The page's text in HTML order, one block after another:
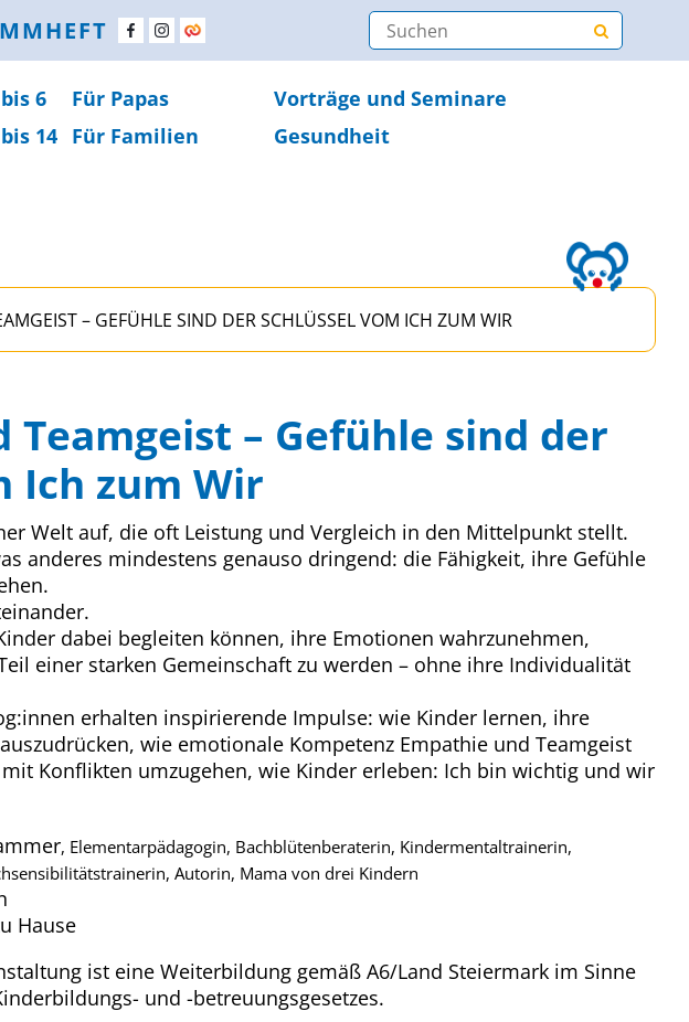
6 Für Papas
Vorträge und Seminare
14 Für Familien Gesundheit
– GEFÜHLE SIND DER SCHLÜSSEL VOM ICH ZUM WIR
Teamgeist – Gefühle sind der
Ich zum Wir
Welt auf, die oft Leistung und Vergleich in den Mittelpunkt stellt.
anderes mindestens genauso dringend: die Fähigkeit, ihre Gefühle
dabei begleiten können, ihre Emotionen wahrzunehmen,
einer starken Gemeinschaft zu werden – ohne ihre Individualität
erhalten inspirierende Impulse: wie Kinder lernen, ihre
wie emotionale Kompetenz Empathie und Teamgeist
Konflikten umzugehen, wie Kinder erleben: Ich bin wichtig und wir
, Elementarpädagogin, Bachblütenberaterin, Kindermentaltrainerin,
Autorin, Mama von drei Kindern
Hause
ist eine Weiterbildung gemäß A6/Land Steiermark im Sinne
und -betreuungsgesetzes.